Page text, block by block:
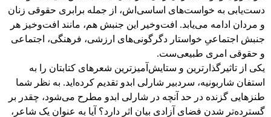
دست‌یابی به خواست‌های اساسی‌اش، از جمله برابری حقوقی زنان
و مردان ادامه می‌یابد. افت‌و‌خیر این جنبش هم، مانند افت‌وخیز هر
جنبش اجتماعیِ خواستار دگرگونی‌های ارزشی، فرهنگی، اجتماعی
و حقوقی امری طبیعی‌ست.
یکی از تاثیرگذارترین و ستایش‌آمیزترین شعرهای کتابتان را به
استفان شاربونیه، سردبیر شارلی ابدو تقدیم کرده‌اید. به نظر شما
طنزهایی گزنده در حد آنچه در شارلی ابدو مطرح می‌شود، چقدر بر
گسترده‌تر شدن فضای آزادی بیان اثر دارد؟ آیا به عنوان یک شاعر،